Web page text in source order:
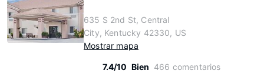
635 S 2nd St, Central
City, Kentucky 42330, US
Mostrar mapa
7.4/10 Bien 466 comentarios